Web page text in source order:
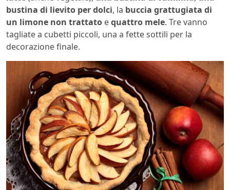
bustina di lievito per dolci, la buccia grattugiata di
un limone non trattato equattro mele. Tre vanno
tagliate a cubetti piccoli, una a fette sottili per la
decorazione finale.